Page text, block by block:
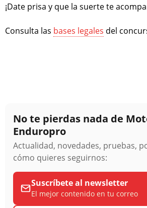
¡Date prisa y que la suerte te
Consulta las bases legales del
No te pierdas nada de
Enduropro
Actualidad, novedades, pruebas,
cómo quieres seguirnos:
Suscríbete al newsletter
El mejor contenido en tu correo